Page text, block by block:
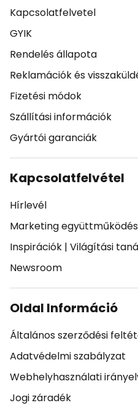
Kapcsolatfelvetel
GYIK
Rendelés állapota
Reklamációk és
Fizetési módok
Szállítási információk
Gyártói garanciák
Kapcsolatfelvétel
Hírlevél
Marketing együttműködés
Inspirációk | Világítási
Newsroom
Oldal Információ
Általános szerződési
Adatvédelmi szabályzat
Webhelyhasználati
Jogi záradék